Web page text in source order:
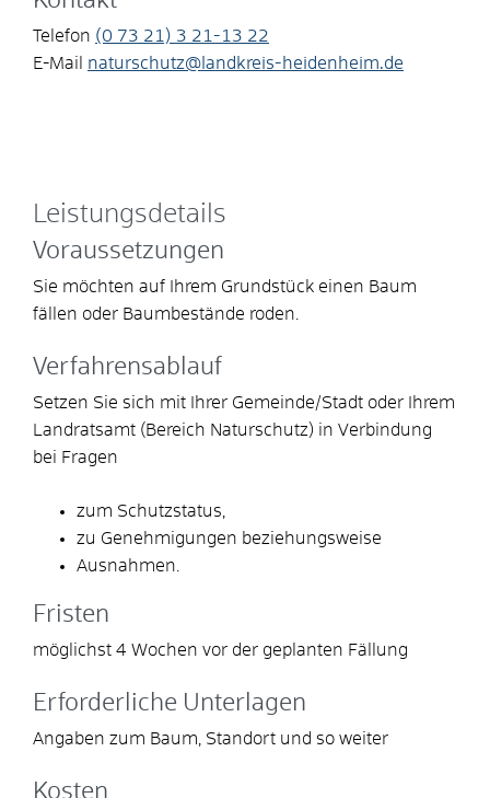
Telefon (0 73 21) 3 21-13 22
E-Mail
naturschutz@landkreis-heidenheim.de
Leistungsdetails
Voraussetzungen
Sie möchten auf Ihrem Grundstück einen Baum
fällen oder Baumbestände roden.
Verfahrensablauf
Setzen Sie sich mit Ihrer Gemeinde/Stadt oder Ihrem
Landratsamt (Bereich Naturschutz) in Verbindung
bei Fragen
zum Schutzstatus,
zu Genehmigungen beziehungsweise
Ausnahmen.
Fristen
möglichst 4 Wochen vor der geplanten Fällung
Erforderliche Unterlagen
Angaben zum Baum, Standort und so weiter
Kosten